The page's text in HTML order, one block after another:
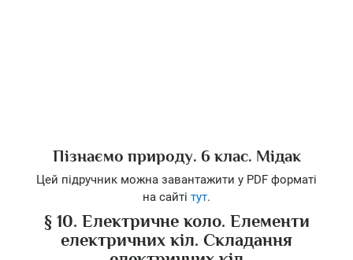
Пізнаємо природу. 6 клас. Мідак
Цей підручник можна завантажити у PDF форматі
на сайті тут.
§ 10. Електричне коло. Елементи
електричних кіл. Складання